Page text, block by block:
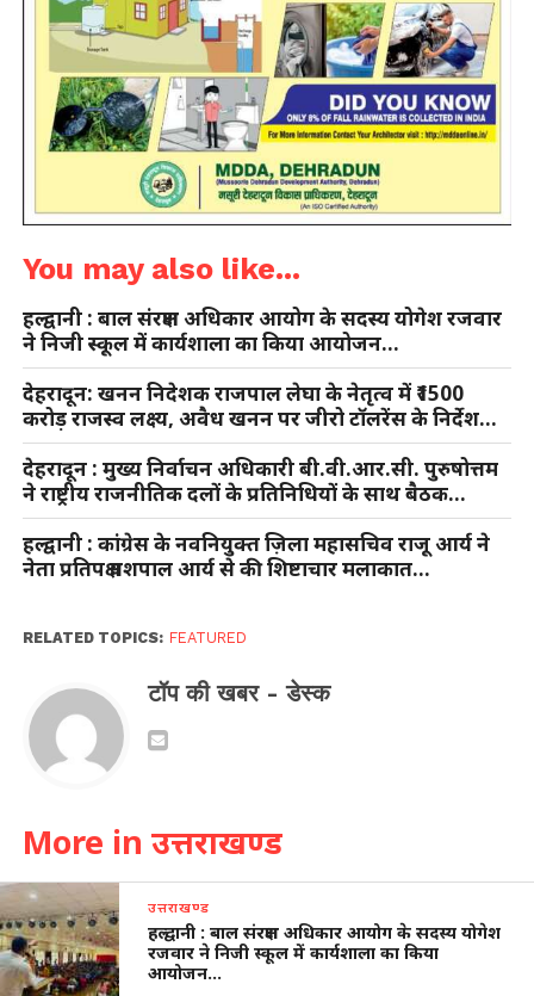
You may also like...
हल्द्वानी : बाल संरक्षण अधिकार आयोग के सदस्य योगेश रजवार
ने निजी स्कूल में कार्यशाला का किया आयोजन…
देहरादून: खनन निदेशक राजपाल लेघा के नेतृत्व में ₹1500
करोड़ राजस्व लक्ष्य, अवैध खनन पर जीरो टॉलरेंस के निर्देश…
देहरादून : मुख्य निर्वाचन अधिकारी बी.वी.आर.सी. पुरुषोत्तम
ने राष्ट्रीय राजनीतिक दलों के प्रतिनिधियों के साथ बैठक…
हल्द्वानी : कांग्रेस के नवनियुक्त ज़िला महासचिव राजू आर्य ने
नेता प्रतिपक्ष यशपाल आर्य से की शिष्टाचार मलाकात…
RELATED TOPICS: FEATURED
टॉप की खबर - डेस्क
More in उत्तराखण्ड
उत्तराखण्ड
हल्द्वानी : बाल संरक्षण अधिकार आयोग के सदस्य योगेश
रजवार ने निजी स्कूल में कार्यशाला का किया
आयोजन…